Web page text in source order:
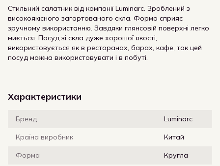
Стильний салатник від компанії Luminarc. Зроблений з
високоякісного загартованого скла. Форма сприяє
зручному використанню. Завдяки глянсовій поверхні легко
миється. Посуд зі скла дуже хорошої якості,
використовується як в ресторанах, барах, кафе, так цей
посуд можна використовувати і в побуті.
Характеристики
Бренд Luminarc
Країна виробник Китай
Форма Кругла